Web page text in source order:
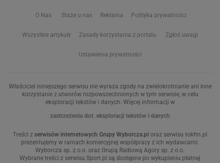
O Nas Staże u nas Reklama Polityka prywatności
Wszystkie artykuły Zasady korzystania z portalu Zgłoś uwagi
Ustawienia prywatności
Właściciel niniejszego serwisu nie wyraża zgody na zwielokrotnianie ani inne
korzystanie z utworów rozpowszechnionych w tym serwisie, w celu
eksploracji tekstów i danych. Więcej informacji w
zastrzeżeniu dot. eksploracji tekstów i danych
Treści z serwisów internetowych Grupy Wyborcza.pl oraz serwisu tokfm.pl
prezentujemy w ramach komercyjnej współpracy z ich wydawcami:
Wyborcza sp. z o.o. oraz Grupą Radiową Agory sp. z o.o.
Wybrane treści z serwisu Sport.pl są dostępne po wykupieniu płatnej